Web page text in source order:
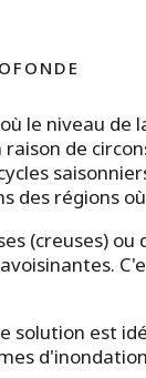
le niveau
de
régions
(creuses) ou
solution est